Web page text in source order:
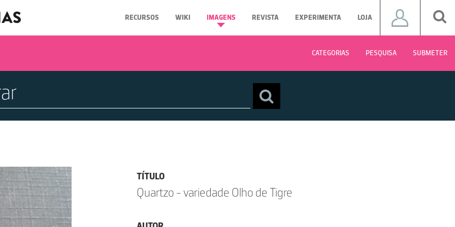
RECURSOS WIKI IMAGENS REVISTA EXPERIMENTA LOJA
CATEGORIAS PESQUISA SUBMETER
TÍTULO
Quartzo - variedade Olho de Tigre